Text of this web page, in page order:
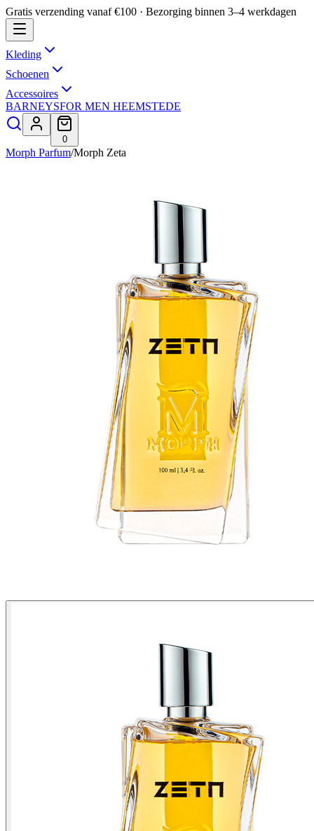
Gratis verzending vanaf €100 · Bezorging binnen 3–4 werkdagen
Kleding
Schoenen
Accessoires
BARNEYSFOR MEN HEEMSTEDE
0
Morph Parfum/Morph Zeta